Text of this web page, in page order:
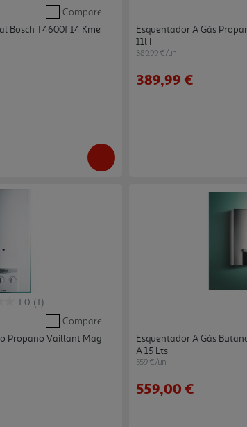
Compare
Bosch T4600f 14 Kme
Esquentador A Gás
11l I
389.99 €/un
389,99 €
1.0 (1)
Compare
Propano Vaillant Mag
Esquentador A Gás
A 15 Lts
559 €/un
559,00 €